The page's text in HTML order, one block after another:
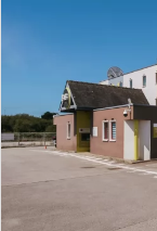
54 Meurthe-et-
57 Moselle
67 Bas-Rhin
68 Haut-Rhin